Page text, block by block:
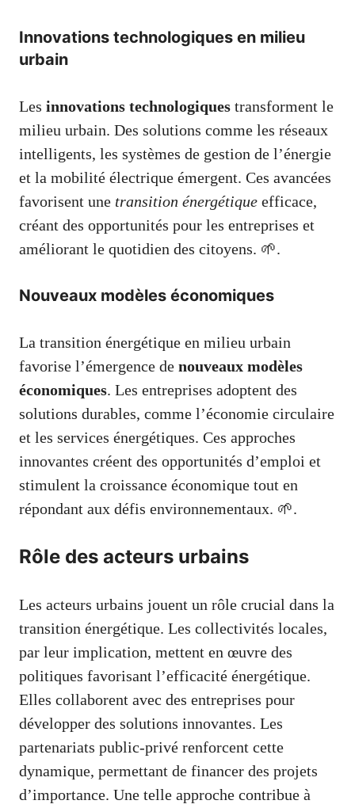
Innovations technologiques en milieu
urbain
Les innovations technologiques transforment le
milieu urbain. Des solutions comme les réseaux
intelligents, les systèmes de gestion de l’énergie
et la mobilité électrique émergent. Ces avancées
favorisent une transition énergétique efficace,
créant des opportunités pour les entreprises et
améliorant le quotidien des citoyens. 🌱.
Nouveaux modèles économiques
La transition énergétique en milieu urbain
favorise l’émergence de nouveaux modèles
économiques. Les entreprises adoptent des
solutions durables, comme l’économie circulaire
et les services énergétiques. Ces approches
innovantes créent des opportunités d’emploi et
stimulent la croissance économique tout en
répondant aux défis environnementaux. 🌱.
Rôle des acteurs urbains
Les acteurs urbains jouent un rôle crucial dans la
transition énergétique. Les collectivités locales,
par leur implication, mettent en œuvre des
politiques favorisant l’efficacité énergétique.
Elles collaborent avec des entreprises pour
développer des solutions innovantes. Les
partenariats public-privé renforcent cette
dynamique, permettant de financer des projets
d’importance. Une telle approche contribue à